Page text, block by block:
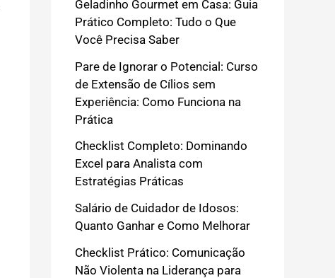
Geladinho Gourmet em Casa: Guia
Prático Completo: Tudo o Que
Você Precisa Saber
Pare de Ignorar o Potencial: Curso
de Extensão de Cílios sem
Experiência: Como Funciona na
Prática
Checklist Completo: Dominando
Excel para Analista com
Estratégias Práticas
Salário de Cuidador de Idosos:
Quanto Ganhar e Como Melhorar
Checklist Prático: Comunicação
Não Violenta na Liderança para